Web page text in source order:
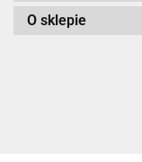
O sklepie